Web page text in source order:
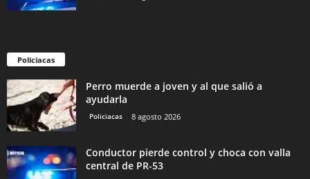
Policiacas
Perro muerde a joven y al que salió a
ayudarla
Policiacas 8 agosto 2026
Conductor pierde control y choca con valla
central de PR-53